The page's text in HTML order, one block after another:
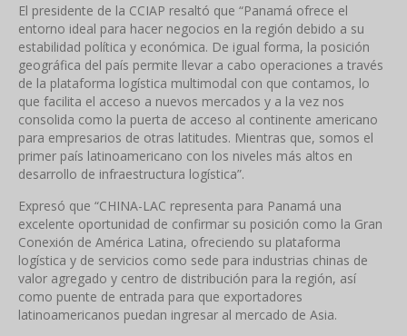
El presidente de la CCIAP resaltó que “Panamá ofrece el
entorno ideal para hacer negocios en la región debido a su
estabilidad política y económica. De igual forma, la posición
geográfica del país permite llevar a cabo operaciones a través
de la plataforma logística multimodal con que contamos, lo
que facilita el acceso a nuevos mercados y a la vez nos
consolida como la puerta de acceso al continente americano
para empresarios de otras latitudes. Mientras que, somos el
primer país latinoamericano con los niveles más altos en
desarrollo de infraestructura logística”.
Expresó que “CHINA-LAC representa para Panamá una
excelente oportunidad de confirmar su posición como la Gran
Conexión de América Latina, ofreciendo su plataforma
logística y de servicios como sede para industrias chinas de
valor agregado y centro de distribución para la región, así
como puente de entrada para que exportadores
latinoamericanos puedan ingresar al mercado de Asia.